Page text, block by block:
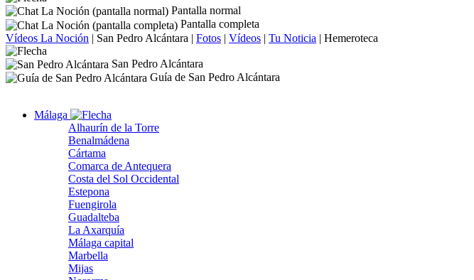
Pantalla normal
Pantalla completa
Vídeos La Noción | San Pedro Alcántara | Fotos | Vídeos | Tu Noticia | Hemeroteca
San Pedro Alcántara
Guía de San Pedro Alcántara
Málaga
Alhaurín de la Torre
Benalmádena
Cártama
Comarca de Antequera
Costa del Sol Occidental
Estepona
Fuengirola
Guadalteba
La Axarquía
Málaga capital
Marbella
Mijas